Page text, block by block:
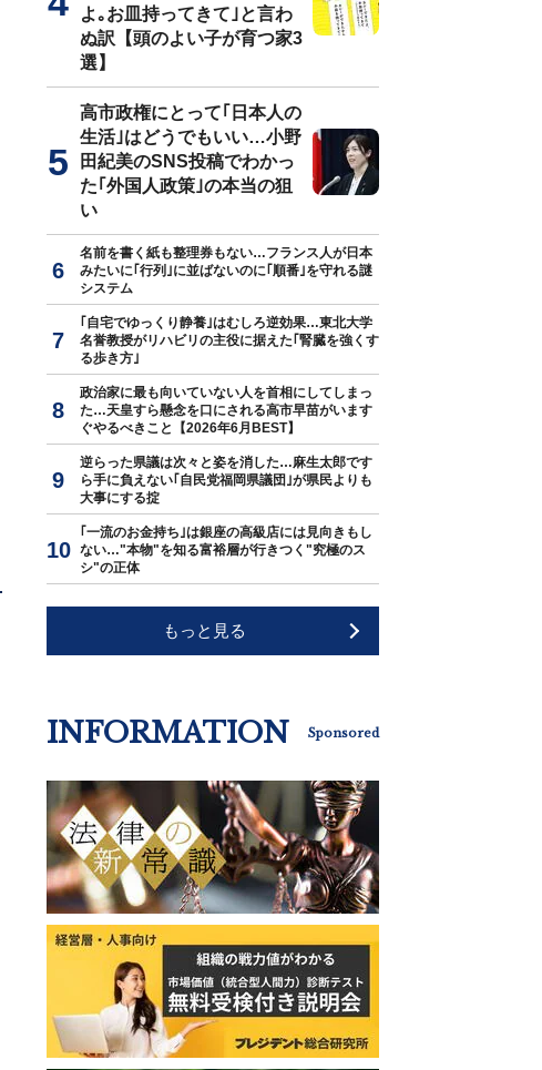
よ｡お皿持ってきて｣と言わ
ぬ訳【頭のよい子が育つ家3
選】
高市政権にとって｢日本人の
生活｣はどうでもいい…小野
田紀美のSNS投稿でわかっ
た｢外国人政策｣の本当の狙
い
名前を書く紙も整理券もない…フランス人が日本
みたいに｢行列｣に並ばないのに｢順番｣を守れる謎
システム
｢自宅でゆっくり静養｣はむしろ逆効果…東北大学
名誉教授がリハビリの主役に据えた｢腎臓を強くす
る歩き方｣
政治家に最も向いていない人を首相にしてしまっ
た…天皇すら懸念を口にされる高市早苗がいます
ぐやるべきこと【2026年6月BEST】
逆らった県議は次々と姿を消した…麻生太郎です
ら手に負えない｢自民党福岡県議団｣が県民よりも
大事にする掟
｢一流のお金持ち｣は銀座の高級店には見向きもし
ない…"本物"を知る富裕層が行きつく"究極のス
シ"の正体
もっと見る
INFORMATION Sponsored